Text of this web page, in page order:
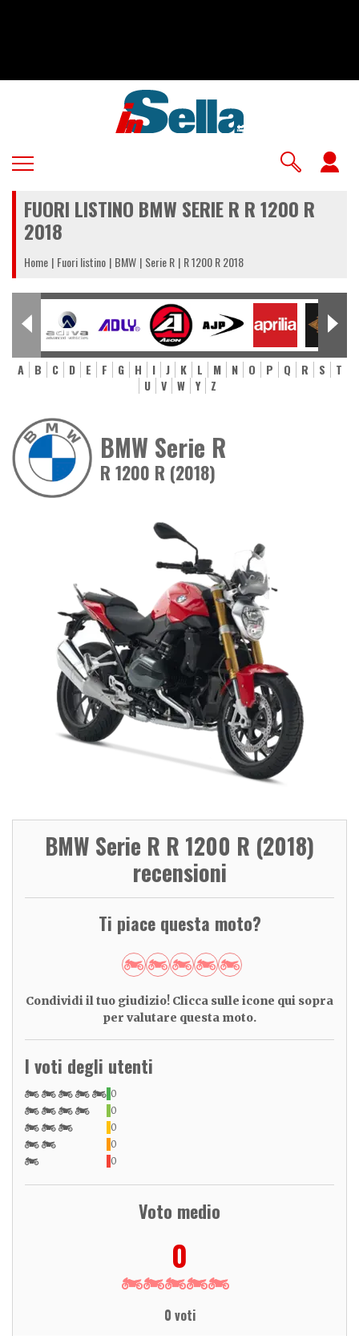
FUORI LISTINO BMW SERIE R R 1200 R
2018
Home Fuori listino BMW Serie R R 1200 R 2018
A B C D E F G H I J K L M N O P Q R S
T
U
V W Y Z
BMW Serie R
R 1200 R (2018)
BMW Serie R R 1200 R (2018)
recensioni
Ti piace questa moto?
Condividi il tuo giudizio! Clicca sulle icone qui sopra
per valutare questa moto.
I voti degli utenti
0
0
0
0
0
Voto medio
0
0 voti